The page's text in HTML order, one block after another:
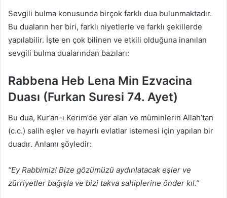
Sevgili bulma konusunda birçok farklı dua bulunmaktadır.
Bu duaların her biri, farklı niyetlerle ve farklı şekillerde
yapılabilir. İşte en çok bilinen ve etkili olduğuna inanılan
sevgili bulma dualarından bazıları:
Rabbena Heb Lena Min Ezvacina
Duası (Furkan Suresi 74. Ayet)
Bu dua, Kur’an-ı Kerim’de yer alan ve müminlerin Allah’tan
(c.c.) salih eşler ve hayırlı evlatlar istemesi için yapılan bir
duadır. Anlamı şöyledir:
“Ey Rabbimiz! Bize gözümüzü aydınlatacak eşler ve
zürriyetler bağışla ve bizi takva sahiplerine önder kıl.”